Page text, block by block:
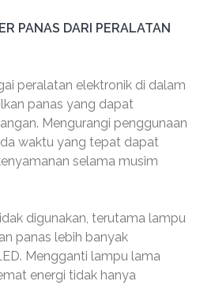
PANAS DARI PERALATAN
peralatan elektronik di dalam
panas yang dapat
Mengurangi penggunaan
waktu yang tepat dapat
selama musim
digunakan, terutama lampu
panas lebih banyak
Mengganti lampu lama
energi tidak hanya